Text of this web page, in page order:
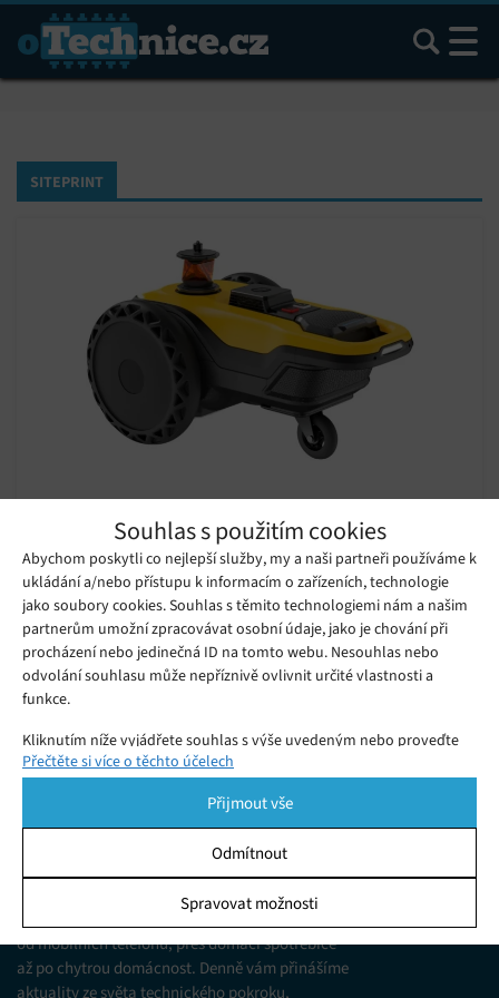
Souhlas s použitím cookies
Abychom poskytli co nejlepší služby, my a naši partneři používáme k
ukládání a/nebo přístupu k informacím o zařízeních, technologie
jako soubory cookies. Souhlas s těmito technologiemi nám a našim
partnerům umožní zpracovávat osobní údaje, jako je chování při
procházení nebo jedinečná ID na tomto webu. Nesouhlas nebo
odvolání souhlasu může nepříznivě ovlivnit určité vlastnosti a
funkce.
Kliknutím níže vyjádřete souhlas s výše uvedeným nebo proveďte
podrobnější rozhodnutí. Vaše volby budou použity pouze na tomto
pomocí přepínačů v Zásadách cookies nebo kliknutím na tlačítko
Spravovat souhlas ve spodní části obrazovky.
Ukládání a/nebo přístup k informacím v zařízení, Porozumění
publiku prostřednictvím statistik nebo kombinací údajů z
různých zdrojů.
Přečtěte si více o těchto účelech
Přijmout vše
Odmítnout
Spravovat možnosti
Hledat
SITEPRINT
přenáší plány přímo na podlahu staveniště
Čtvrtek 15. 09. 2022 Samuel
Společnost HP představila robota, který by mohl brzy pomoci
při práci stavebním dělníkům, kteří by díky němu mohli trávit
více času stavbou a méně samotnou přípravou staveniště.
Jsme web zajímající se o technologické novinky
od mobilních telefonů, přes domácí spotřebiče
až po chytrou domácnost. Denně vám přinášíme
aktuality ze světa technického pokroku,